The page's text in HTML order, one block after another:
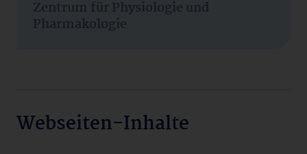
Zentrum für Physiologie und
Pharmakologie
Webseiten-Inhalte